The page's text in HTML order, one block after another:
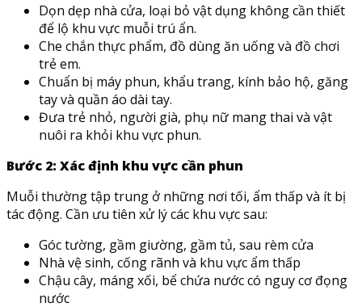
Dọn dẹp nhà cửa, loại bỏ vật dụng không cần thiết
để lộ khu vực muỗi trú ẩn.
Che chắn thực phẩm, đồ dùng ăn uống và đồ chơi
trẻ em.
Chuẩn bị máy phun, khẩu trang, kính bảo hộ, găng
tay và quần áo dài tay.
Đưa trẻ nhỏ, người già, phụ nữ mang thai và vật
nuôi ra khỏi khu vực phun.
Bước 2: Xác định khu vực cần phun
Muỗi thường tập trung ở những nơi tối, ẩm thấp và ít bị
tác động. Cần ưu tiên xử lý các khu vực sau:
Góc tường, gầm giường, gầm tủ, sau rèm cửa
Nhà vệ sinh, cống rãnh và khu vực ẩm thấp
Chậu cây, máng xối, bể chứa nước có nguy cơ đọng
nước